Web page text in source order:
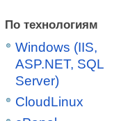
По технологиям
Windows (IIS,
ASP.NET, SQL
Server)
CloudLinux